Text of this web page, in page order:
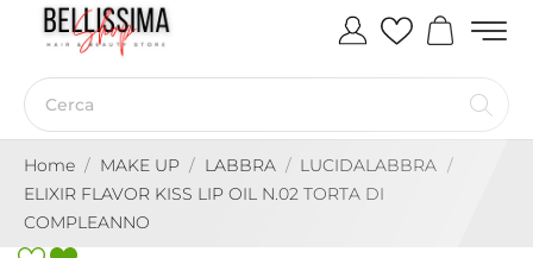
Home MAKE UP LABBRA
LUCIDALABBRA
ELIXIR FLAVOR KISS LIP OIL N.02 TORTA DI
COMPLEANNO